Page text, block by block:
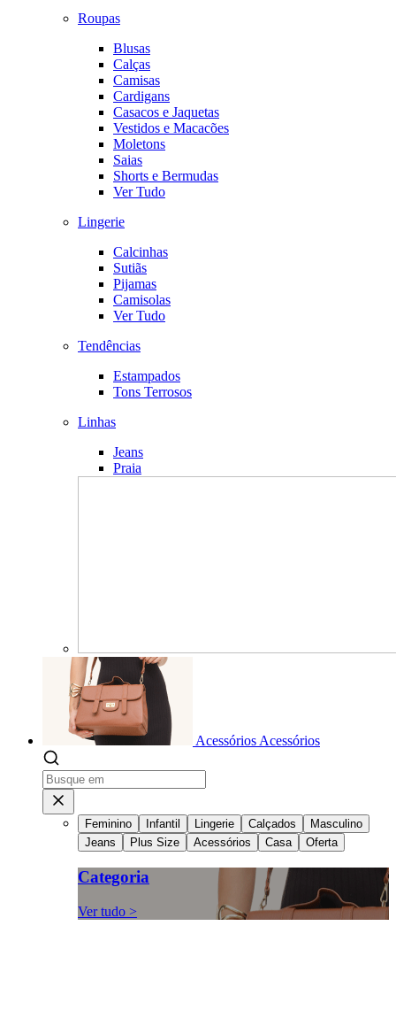
Roupas
Blusas
Calças
Camisas
Cardigans
Casacos e Jaquetas
Vestidos e Macacões
Moletons
Saias
Shorts e Bermudas
Ver Tudo
Lingerie
Calcinhas
Sutiãs
Pijamas
Camisolas
Ver Tudo
Tendências
Estampados
Tons Terrosos
Linhas
Jeans
Praia
Acessórios Acessórios
Feminino Infantil Lingerie Calçados
Masculino
Jeans
Plus Size Acessórios Casa Oferta
Categoria
Ver tudo >